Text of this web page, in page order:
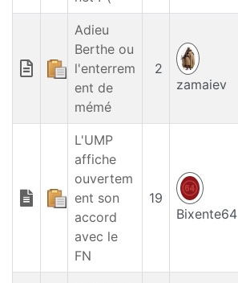
Adieu
Berthe ou
l'enterrem
ent de
mémé
2
zamaiev
L'UMP
affiche
ouvertem
ent son
accord
avec le
FN
19
Bixente64